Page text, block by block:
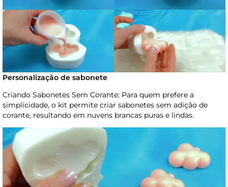
Personalização de sabonete
Criando Sabonetes Sem Corante: Para quem prefere a
simplicidade, o kit permite criar sabonetes sem adição de
corante, resultando em nuvens brancas puras e lindas.